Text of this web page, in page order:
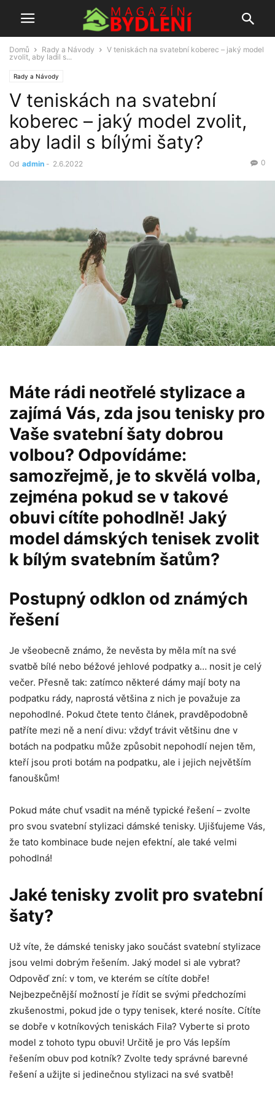
Domů Rady a Návody
V teniskách na svatební koberec – jaký model
zvolit, aby ladil s...
Rady a Návody
V teniskách na svatební
koberec – jaký model zvolit,
aby ladil s bílými šaty?
Od admin - 2.6.2022 0
Máte rádi neotřelé stylizace a
zajímá Vás, zda jsou tenisky pro
Vaše svatební šaty dobrou
volbou? Odpovídáme:
samozřejmě, je to skvělá volba,
zejména pokud se v takové
obuvi cítíte pohodlně! Jaký
model dámských tenisek zvolit
k bílým svatebním šatům?
Postupný odklon od známých
řešení
Je všeobecně známo, že nevěsta by měla mít na své
svatbě bílé nebo béžové jehlové podpatky a… nosit je celý
večer. Přesně tak: zatímco některé dámy mají boty na
podpatku rády, naprostá většina z nich je považuje za
nepohodlné. Pokud čtete tento článek, pravděpodobně
patříte mezi ně a není divu: vždyť trávit většinu dne v
botách na podpatku může způsobit nepohodlí nejen těm,
kteří jsou proti botám na podpatku, ale i jejich největším
fanouškům!
Pokud máte chuť vsadit na méně typické řešení – zvolte
pro svou svatební stylizaci dámské tenisky. Ujišťujeme Vás,
že tato kombinace bude nejen efektní, ale také velmi
pohodlná!
Jaké tenisky zvolit pro svatební
šaty?
Už víte, že dámské tenisky jako součást svatební stylizace
jsou velmi dobrým řešením. Jaký model si ale vybrat?
Odpověď zní: v tom, ve kterém se cítíte dobře!
Nejbezpečnější možností je řídit se svými předchozími
zkušenostmi, pokud jde o typy tenisek, které nosíte. Cítíte
se dobře v kotníkových teniskách Fila? Vyberte si proto
model z tohoto typu obuvi! Určitě je pro Vás lepším
řešením obuv pod kotník? Zvolte tedy správné barevné
řešení a užijte si jedinečnou stylizaci na své svatbě!